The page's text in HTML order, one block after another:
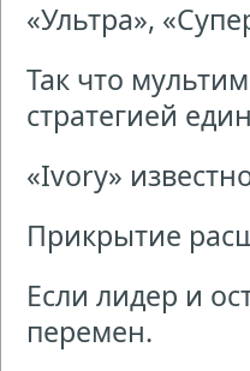
«Ультра»,
Так что
стратегией
«Ivory»
Прикрытие
Если лидер и
перемен.